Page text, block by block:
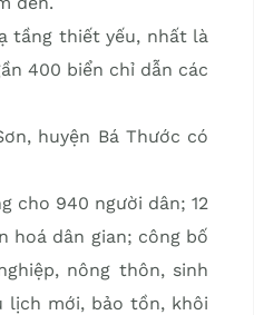
tầng thiết yếu, nhất là
400 biển chỉ dẫn các
huyện Bá Thước có
cho 940 người dân; 12
hoá dân gian; công bố
nông thôn, sinh
lịch mới, bảo tồn, khôi